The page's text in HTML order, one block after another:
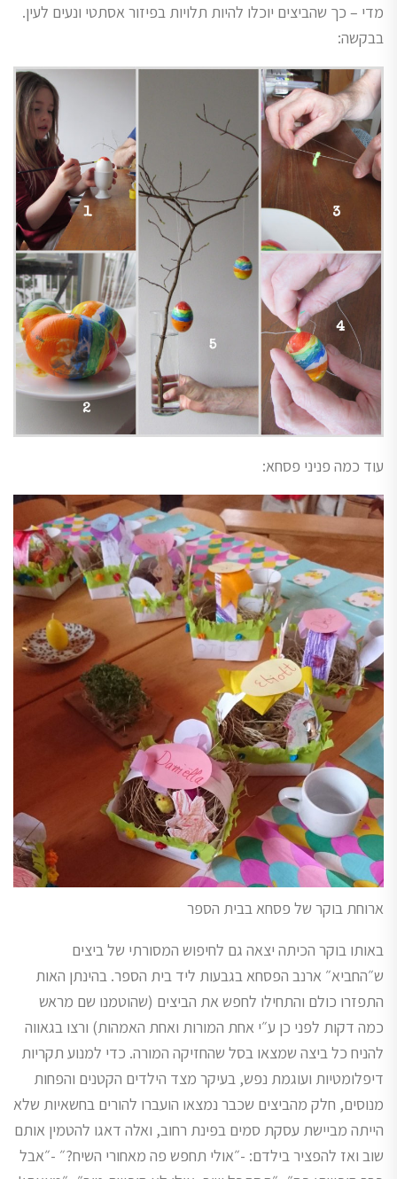
מדי – כך שהביצים יוכלו להיות תלויות בפיזור אסתטי ונעים לעין.
בבקשה:
עוד כמה פניני פסחא:
ארוחת בוקר של פסחא בבית הספר
באותו בוקר הכיתה יצאה גם לחיפוש המסורתי של ביצים
ש״החביא״ ארנב הפסחא בגבעות ליד בית הספר. בהינתן האות
התפזרו כולם והתחילו לחפש את הביצים (שהוטמנו שם מראש
כמה דקות לפני כן ע״י אחת המורות ואחת האמהות) ורצו בגאווה
להניח כל ביצה שמצאו בסל שהחזיקה המורה. כדי למנוע תקריות
דיפלומטיות ועוגמת נפש, בעיקר מצד הילדים הקטנים והפחות
מנוסים, חלק מהביצים שכבר נמצאו הועברו להורים בחשאיות שלא
הייתה מביישת עסקת סמים בפינת רחוב, ואלה דאגו להטמין אותם
שוב ואז להפציר בילדם: -״אולי תחפש פה מאחורי השיח?״ -״אבל